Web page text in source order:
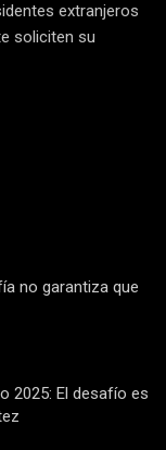
extranjeros
soliciten su
no garantiza que
2025: El desafío es